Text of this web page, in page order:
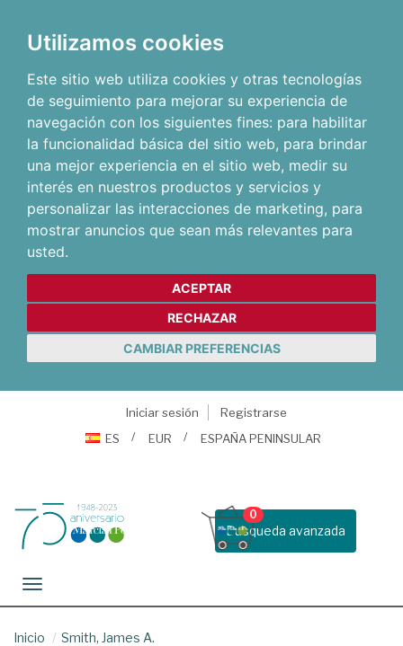
Utilizamos cookies
Este sitio web utiliza cookies y otras tecnologías
de seguimiento para mejorar su experiencia de
navegación con los siguientes fines: para habilitar
la funcionalidad básica del sitio web, para brindar
una mejor experiencia en el sitio web, medir su
interés en nuestros productos y servicios y
personalizar las interacciones de marketing, para
mostrar anuncios que sean más relevantes para
usted.
ACEPTAR
RECHAZAR
CAMBIAR PREFERENCIAS
Iniciar sesión
Registrarse
ES
EUR ESPAÑA PENINSULAR
Busqueda avanzada
0
Toggle navigation
Inicio Smith, James A.